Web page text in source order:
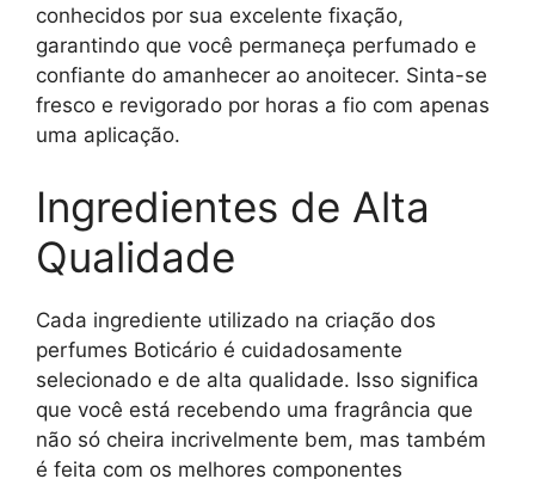
conhecidos por sua excelente fixação,
garantindo que você permaneça perfumado e
confiante do amanhecer ao anoitecer. Sinta-se
fresco e revigorado por horas a fio com apenas
uma aplicação.
Ingredientes de Alta
Qualidade
Cada ingrediente utilizado na criação dos
perfumes Boticário é cuidadosamente
selecionado e de alta qualidade. Isso significa
que você está recebendo uma fragrância que
não só cheira incrivelmente bem, mas também
é feita com os melhores componentes